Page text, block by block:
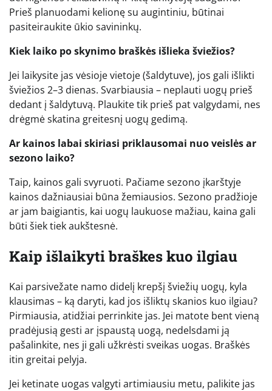
Prieš planuodami kelionę su augintiniu, būtinai
pasiteiraukite ūkio savininkų.
Kiek laiko po skynimo braškės išlieka šviežios?
Jei laikysite jas vėsioje vietoje (šaldytuve), jos gali išlikti
šviežios 2–3 dienas. Svarbiausia – neplauti uogų prieš
dedant į šaldytuvą. Plaukite tik prieš pat valgydami, nes
drėgmė skatina greitesnį uogų gedimą.
Ar kainos labai skiriasi priklausomai nuo veislės ar
sezono laiko?
Taip, kainos gali svyruoti. Pačiame sezono įkarštyje
kainos dažniausiai būna žemiausios. Sezono pradžioje
ar jam baigiantis, kai uogų laukuose mažiau, kaina gali
būti šiek tiek aukštesnė.
Kaip išlaikyti braškes kuo ilgiau
Kai parsivežate namo didelį krepšį šviežių uogų, kyla
klausimas – ką daryti, kad jos išliktų skanios kuo ilgiau?
Pirmiausia, atidžiai perrinkite jas. Jei matote bent vieną
pradėjusią gesti ar įspaustą uogą, nedelsdami ją
pašalinkite, nes ji gali užkrėsti sveikas uogas. Braškės
itin greitai pelyja.
Jei ketinate uogas valgyti artimiausiu metu, palikite jas